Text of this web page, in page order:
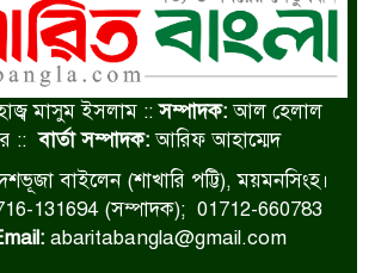
মাসুম ইসলাম ::সম্পাদক:আল হেলাল
::বার্তা সম্পাদক:আরিফ আহাম্মেদ
বাইলেন (শাখারি পট্টি), ময়মনসিংহ।
131694 (সম্পাদক); 01712-660783
abaritabangla@gmail.com